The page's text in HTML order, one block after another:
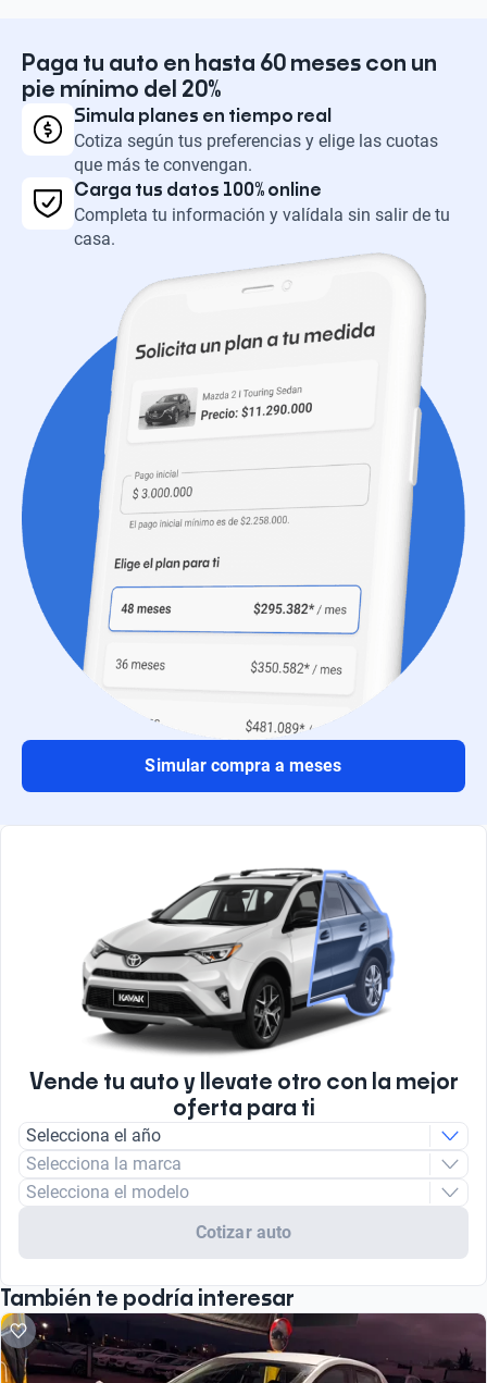
Paga tu auto en hasta 60 meses con un
pie mínimo del 20%
Simula planes en tiempo real
Cotiza según tus preferencias y elige las cuotas
que más te convengan.
Carga tus datos 100% online
Completa tu información y valídala sin salir de tu
casa.
Simular compra a meses
Vende tu auto y llevate otro con la mejor
oferta para ti
Selecciona el año
Selecciona la marca
Selecciona el modelo
Cotizar auto
También te podría interesar